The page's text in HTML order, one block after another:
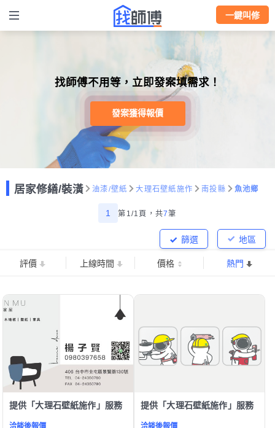
一鍵叫修
找師傅不用等，立即發案填需求！
發案獲得報價
居家修繕/裝潢 油漆/壁紙 大理石壁紙施作 南投縣 魚池鄉
1 第1/1頁， 共7筆
地區
篩選
評價 上線時間 價格 熱門
提供「大理石壁紙施作」服務
洽談後報價
提供「大理石壁紙施作」服務
洽談後報價